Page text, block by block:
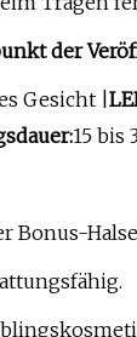
der
Gesicht |
15 bis
Bonus-